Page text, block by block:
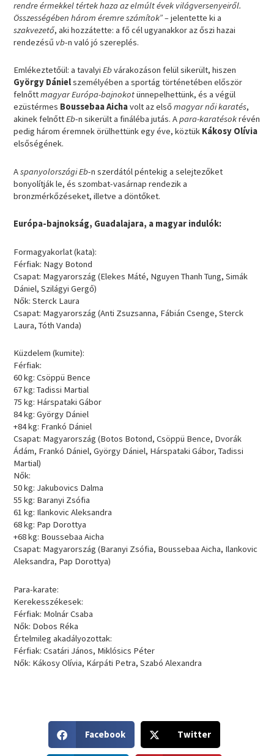
rendre érmekkel tértek haza az elmúlt évek világversenyeiről.
Összességében három éremre számítok” –jelentette ki a
szakvezető, aki hozzátette: a fő cél ugyanakkor az őszi hazai
rendezésű vb-n való jó szereplés.
Emlékeztetőül: a tavalyiEbvárakozáson felül sikerült, hiszen
György Dánielszemélyében a sportág történetében először
felnőttmagyar Európa-bajnokotünnepelhettünk, és a végül
ezüstérmes Boussebaa Aichavolt az elsőmagyar női karatés,
akinek felnőttEb-n sikerült a fináléba jutás. Apara-karatésokrévén
pedig három éremnek örülhettünk egy éve, köztük Kákosy Olívia
elsőségének.
Aspanyolországi Eb-n szerdától péntekig a selejtezőket
bonyolítják le, és szombat-vasárnap rendezik a
bronzmérkőzéseket, illetve a döntőket.
Európa-bajnokság, Guadalajara, a magyar indulók:
Formagyakorlat (kata):
Férfiak: Nagy Botond
Csapat: Magyarország (Elekes Máté, Nguyen Thanh Tung, Simák
Dániel, Szilágyi Gergő)
Nők: Sterck Laura
Csapat: Magyarország (Anti Zsuzsanna, Fábián Csenge, Sterck
Laura, Tóth Vanda)
Küzdelem (kumite):
Férfiak:
60 kg: Csöppü Bence
67 kg: Tadissi Martial
75 kg: Hárspataki Gábor
84 kg: György Dániel
+84 kg: Frankó Dániel
Csapat: Magyarország (Botos Botond, Csöppü Bence, Dvorák
Ádám, Frankó Dániel, György Dániel, Hárspataki Gábor, Tadissi
Martial)
Nők:
50 kg: Jakubovics Dalma
55 kg: Baranyi Zsófia
61 kg: Ilankovic Aleksandra
68 kg: Pap Dorottya
+68 kg: Boussebaa Aicha
Csapat: Magyarország (Baranyi Zsófia, Boussebaa Aicha, Ilankovic
Aleksandra, Pap Dorottya)
Para-karate:
Kerekesszékesek:
Férfiak: Molnár Csaba
Nők: Dobos Réka
Értelmileg akadályozottak:
Férfiak: Csatári János, Miklósics Péter
Nők: Kákosy Olívia, Kárpáti Petra, Szabó Alexandra
h
Facebook
h
Twitter